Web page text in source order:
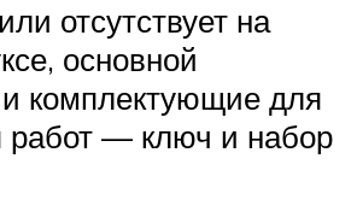
отсутствует на
основной
комплектующие для
работ — ключ и набор